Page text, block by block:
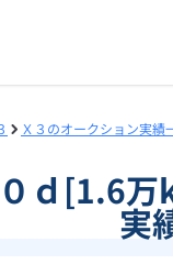
Ｘ３のオークション実績
ｄ[1.6
実